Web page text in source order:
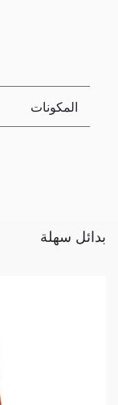
المكونات
بدائل سهلة